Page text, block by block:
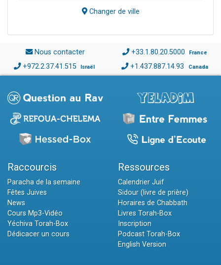
Changer de ville
Nous contacter +33.1.80.20.5000 France
+972.2.37.41.515 Israël +1.437.887.14.93 Canada
Raccourcis
Paracha de la semaine
Fêtes Juives
News
Cours Mp3-Vidéo
Yéchiva Torah-Box
Dédicacer un cours
Ressources
Calendrier Juif
Sidour (livre de prière)
Horaires de Chabbath
Livres Torah-Box
Inscription
Podcast Torah-Box
English Version